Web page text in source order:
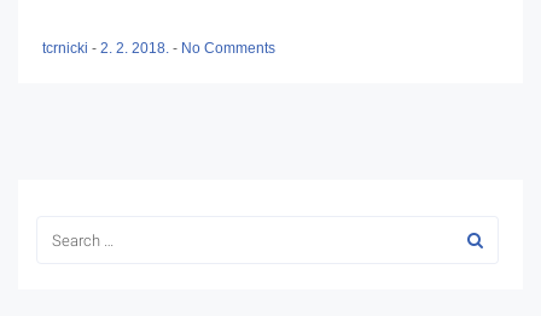
tcrnicki - 2. 2. 2018. - No Comments